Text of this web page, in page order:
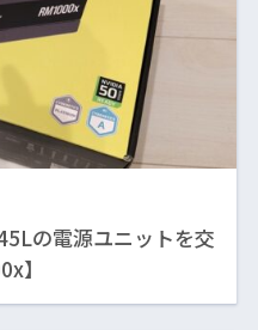
の電源ユニットを交
】